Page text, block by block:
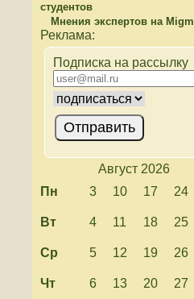
студентов
Мнения экспертов на
Подписка на рассылку
Август 2026
Пн
3 10 17 24
Вт 4 11 18 25
Ср 5 12 19 26
Чт 6 13 20 27